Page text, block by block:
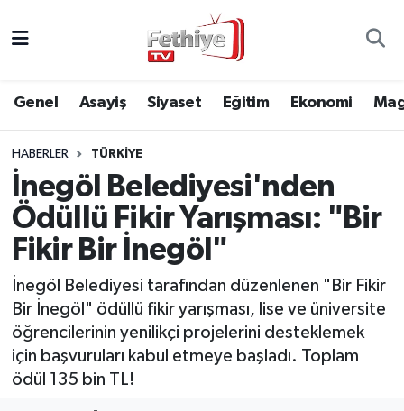
Genel Asayiş Siyaset Eğitim Ekonomi
HABERLER TÜRKIYE
İnegöl Belediyesi'nden
Ödüllü Fikir Yarışması: "Bir
Fikir Bir İnegöl"
İnegöl Belediyesi tarafından düzenlenen "Bir Fikir
Bir İnegöl" ödüllü fikir yarışması, lise ve üniversite
öğrencilerinin yenilikçi projelerini desteklemek
için başvuruları kabul etmeye başladı. Toplam
ödül 135 bin TL!
Asayiş
Eğitim
Ekonomi
Spor
Muğla Hava Durumu
Muğla Namaz Vakitleri
Muğla Trafik Yoğunluk Haritası
Süper Lig Puan Durumu ve Fikstür
Tüm Manşetler
Son Dakika Haberleri
Haber Arşivi